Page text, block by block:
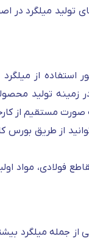
میلگرد در
از میلگرد
زمینه تولید
مستقیم از
از طریق بورس
فولادی، مواد
جمله میلگرد